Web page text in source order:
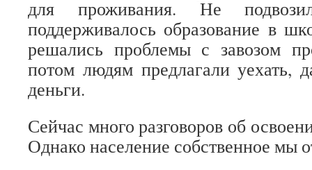
для проживания. Не
поддерживалось образование в
решались проблемы с завозом
потом людям предлагали уехать,
деньги.
Сейчас много разговоров об
Однако население собственное мы